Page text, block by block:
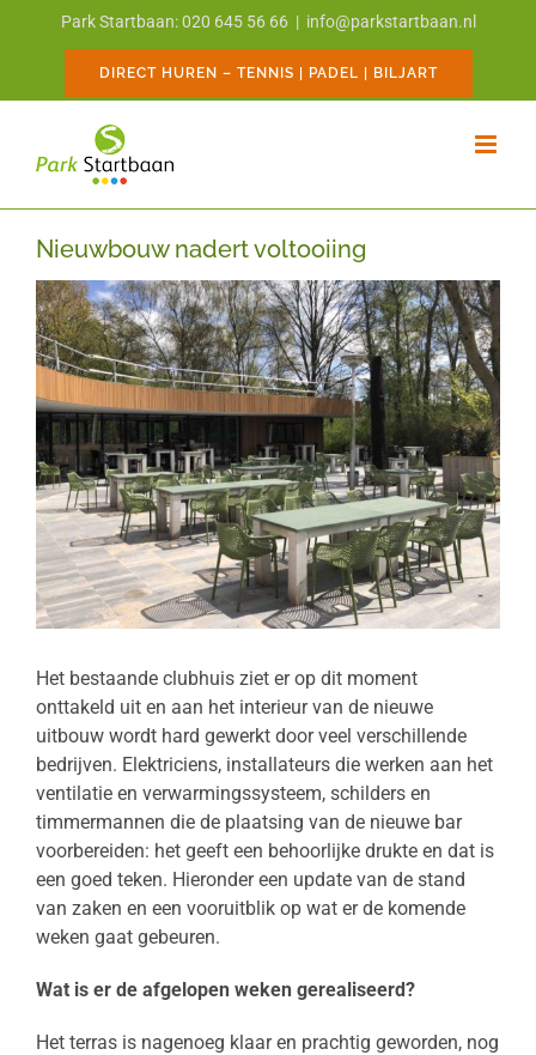
Park Startbaan: 020 645 56 66 | info@parkstartbaan.nl
DIRECT HUREN – TENNIS | PADEL | BILJART
Nieuwbouw nadert voltooiing
Bekijk
grotere
afbeelding
Het bestaande clubhuis ziet er op dit moment
onttakeld uit en aan het interieur van de nieuwe
uitbouw wordt hard gewerkt door veel verschillende
bedrijven. Elektriciens, installateurs die werken aan het
ventilatie en verwarmingssysteem, schilders en
timmermannen die de plaatsing van de nieuwe bar
voorbereiden: het geeft een behoorlijke drukte en dat is
een goed teken. Hieronder een update van de stand
van zaken en een vooruitblik op wat er de komende
weken gaat gebeuren.
Wat is er de afgelopen weken gerealiseerd?
Het terras is nagenoeg klaar en prachtig geworden, nog